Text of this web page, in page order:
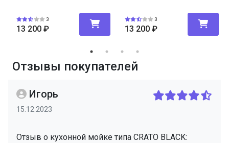
3
13 200 ₽
3
13 200 ₽
Отзывы покупателей
Игорь
15.12.2023
Отзыв о кухонной мойке типа CRATO BLACK: